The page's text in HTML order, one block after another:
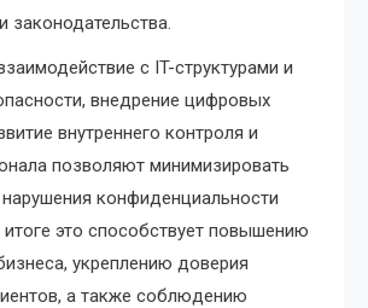
законодательства.
с IT-структурами и
внедрение цифровых
внутреннего контроля и
позволяют минимизировать
нарушения конфиденциальности
это способствует повышению
укреплению доверия
а также соблюдению